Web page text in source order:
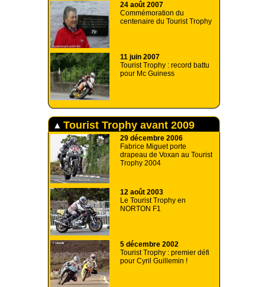
24 août 2007
Commémoration du
centenaire du Tourist Trophy
11 juin 2007
Tourist Trophy : record battu
pour Mc Guiness
Tourist Trophy avant 2009
29 décembre 2006
Fabrice Miguet porte
drapeau de Voxan au Tourist
Trophy 2004
12 août 2003
Le Tourist Trophy en
NORTON F1
5 décembre 2002
Tourist Trophy : premier défi
pour Cyril Guillemin !